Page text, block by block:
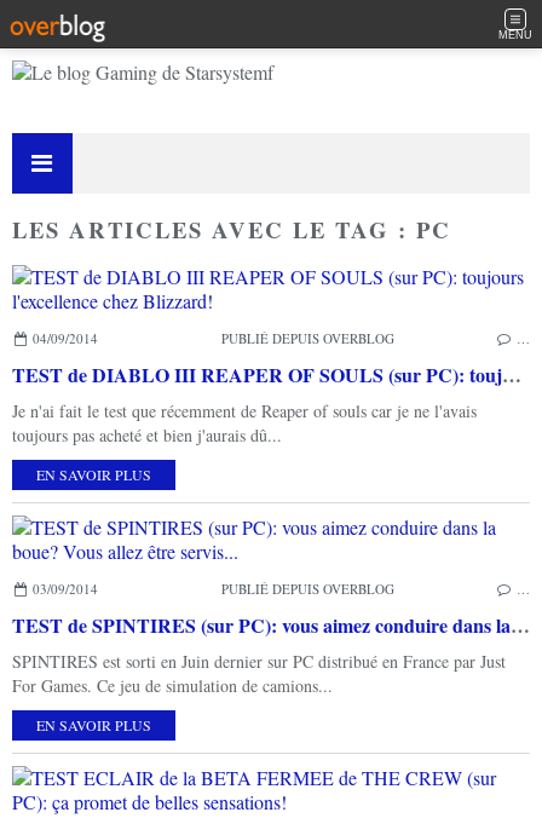
MENU
LES ARTICLES AVEC LE TAG : PC
04/09/2014 PUBLIÉ DEPUIS OVERBLOG
TEST de DIABLO III REAPER OF SOULS (sur PC): toujours l'excellence chez Blizzard!
Je n'ai fait le test que récemment de Reaper of souls car je ne l'avais
toujours pas acheté et bien j'aurais dû...
EN SAVOIR PLUS
03/09/2014 PUBLIÉ DEPUIS OVERBLOG
TEST de SPINTIRES (sur PC): vous aimez conduire dans la boue? Vous allez être servis...
SPINTIRES est sorti en Juin dernier sur PC distribué en France par Just
For Games. Ce jeu de simulation de camions...
EN SAVOIR PLUS